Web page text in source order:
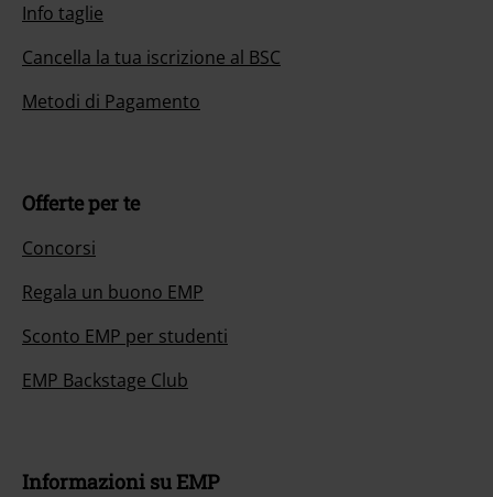
Info taglie
Cancella la tua iscrizione al BSC
Metodi di Pagamento
Offerte per te
Concorsi
Regala un buono EMP
Sconto EMP per studenti
EMP Backstage Club
Informazioni su EMP